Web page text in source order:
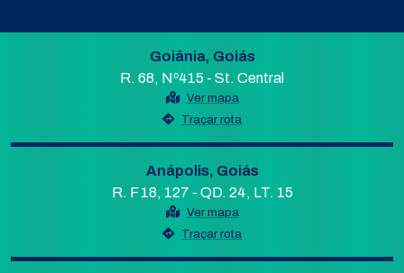
Goiânia, Goiás
R. 68, Nº415 - St. Central
Ver mapa
Traçar rota
Anápolis, Goiás
R. F 18, 127 - QD. 24, LT. 15
Ver mapa
Traçar rota